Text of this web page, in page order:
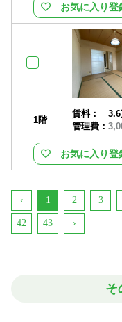
お気に入り登
1階
賃料：
管理費：
お気に入り登
‹ 1 2 3
42 43 ›
そ